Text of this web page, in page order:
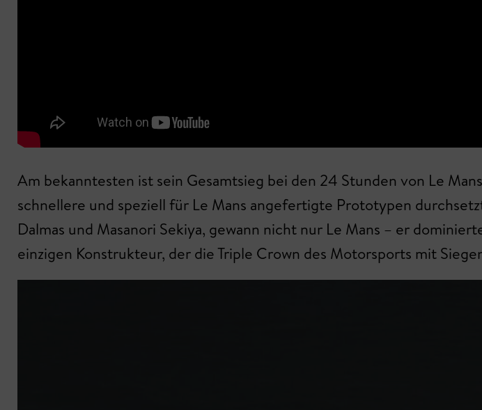
Am bekanntesten ist sein Gesamtsieg bei den 24 Stunden von Le
schnellere und speziell für Le Mans angefertigte Prototypen
Dalmas und Masanori Sekiya, gewann nicht nur Le Mans – er
einzigen Konstrukteur, der die Triple Crown des Motorsports mit